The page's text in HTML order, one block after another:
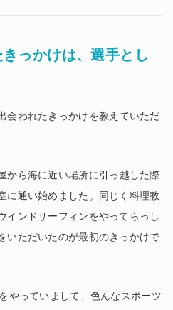
きっかけは、選手とし
会われたきっかけを教えていただ
から海に近い場所に引っ越した際
に通い始めました。同じく料理教
インドサーフィンをやってらっし
いただいたのが最初のきっかけで
やっていまして、色んなスポーツ